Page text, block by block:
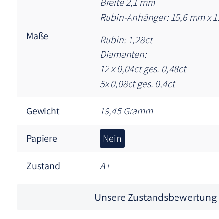
Maße
Rubin-Anhänger: 15,6 mm x
Rubin: 1,28ct
Diamanten:
12 x 0,04ct ges. 0,48ct
5x 0,08ct ges. 0,4ct
Gewicht 19,45 Gramm
Papiere Nein
Zustand A+
Unsere Zustandsbewertung